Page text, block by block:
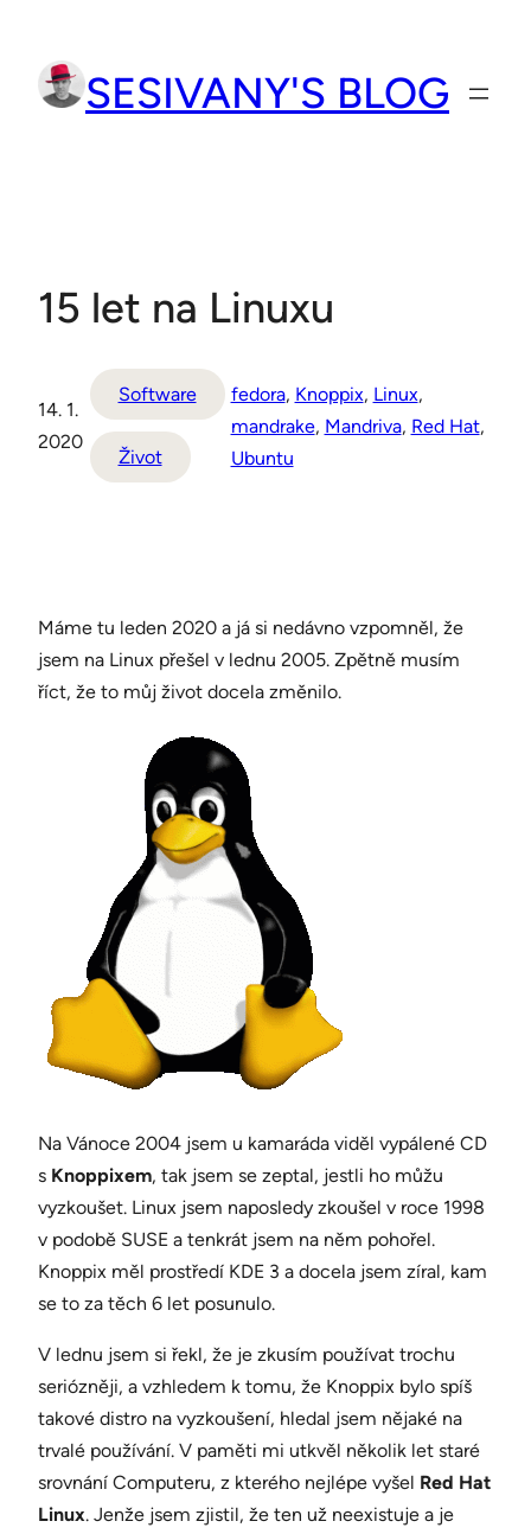
obsah
SESIVANY'S BLOG
15 let na Linuxu
14. 1.
2020
Software
Život
fedora, Knoppix, Linux,
mandrake, Mandriva, Red Hat,
Ubuntu
Máme tu leden 2020 a já si nedávno vzpomněl, že
jsem na Linux přešel v lednu 2005. Zpětně musím
říct, že to můj život docela změnilo.
Na Vánoce 2004 jsem u kamaráda viděl vypálené CD
s Knoppixem, tak jsem se zeptal, jestli ho můžu
vyzkoušet. Linux jsem naposledy zkoušel v roce 1998
v podobě SUSE a tenkrát jsem na něm pohořel.
Knoppix měl prostředí KDE 3 a docela jsem zíral, kam
se to za těch 6 let posunulo.
V lednu jsem si řekl, že je zkusím používat trochu
seriózněji, a vzhledem k tomu, že Knoppix bylo spíš
takové distro na vyzkoušení, hledal jsem nějaké na
trvalé používání. V paměti mi utkvěl několik let staré
srovnání Computeru, z kterého nejlépe vyšel Red Hat
Linux. Jenže jsem zjistil, že ten už neexistuje a je